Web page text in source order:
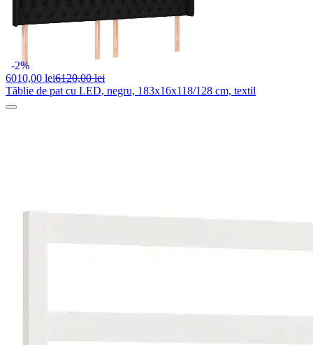
-2%
6010,00 lei6120,00 lei
Tăblie de pat cu LED, negru, 183x16x118/128 cm, textil